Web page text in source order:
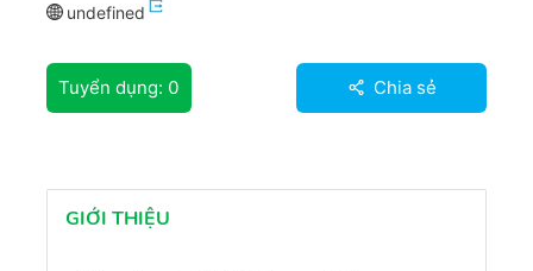
undefined
Tuyển dụng: 0 Chia sẻ
GIỚI THIỆU